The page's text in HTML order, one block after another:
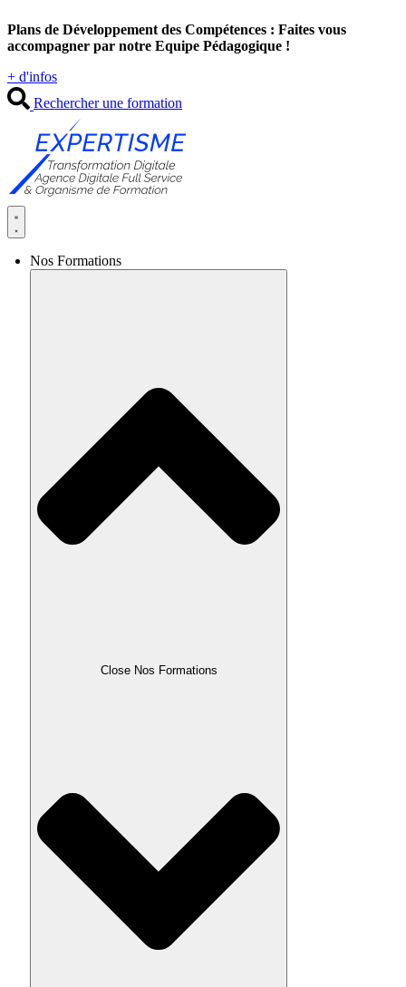
au
contenu
Plans de Développement des Compétences : Faites vous
accompagner par notre Equipe Pédagogique !
+ d'infos
Rechercher une formation
Nos Formations
Close Nos Formations